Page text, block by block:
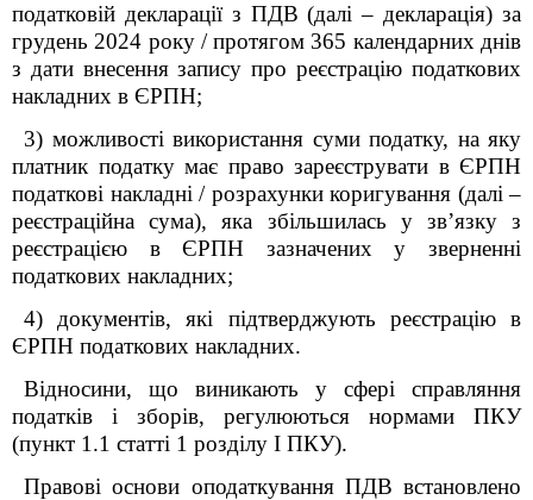
податковій декларації з ПДВ (далі – декларація) за
грудень 2024 року / протягом 365 календарних днів
з дати внесення запису про реєстрацію податкових
накладних в ЄРПН;
3) можливості використання суми податку, на яку
платник податку має право зареєструвати в ЄРПН
податкові накладні / розрахунки коригування (далі –
реєстраційна сума), яка збільшилась у звʼязку з
реєстрацією в ЄРПН зазначених у зверненні
податкових накладних;
4) документів, які підтверджують реєстрацію в
ЄРПН податкових накладних.
Відносини, що виникають у сфері справляння
податків і зборів, регулюються нормами ПКУ
(пункт 1.1 статті 1 розділу І ПКУ).
Правові основи оподаткування ПДВ встановлено